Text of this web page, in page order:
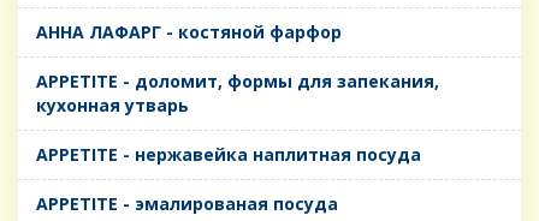
AHHA ЛАФАРГ - костяной фарфор
APPETITE - доломит, формы для запекания,
кухонная утварь
APPETITE - нержавейка наплитная посуда
APPETITE - эмалированая посуда